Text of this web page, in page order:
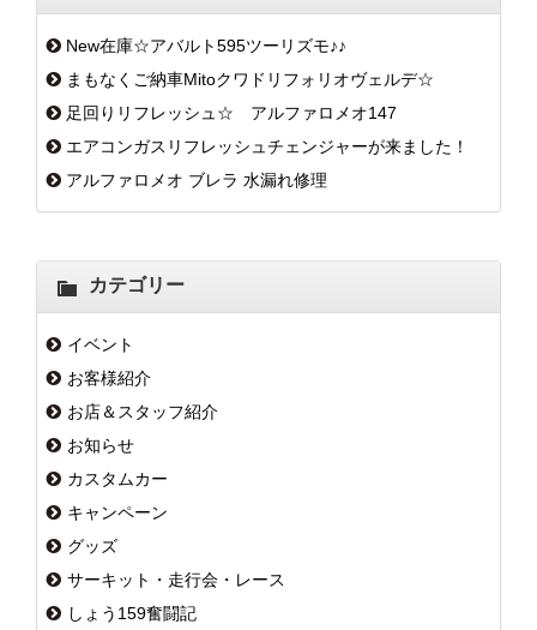
New在庫☆アバルト595ツーリズモ♪♪
まもなくご納車Mitoクワドリフォリオヴェルデ☆
足回りリフレッシュ☆ アルファロメオ147
エアコンガスリフレッシュチェンジャーが来ました！
アルファロメオ ブレラ 水漏れ修理
カテゴリー
イベント
お客様紹介
お店＆スタッフ紹介
お知らせ
カスタムカー
キャンペーン
グッズ
サーキット・走行会・レース
しょう159奮闘記